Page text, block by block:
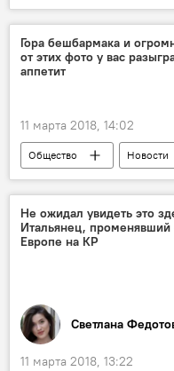
бешбармак
чучук
книга рекордов Гиннесса
Гора бешбармака и
от этих фото у вас
аппетит
11 марта 2018, 14:02
Общество Новости
Мультимедиа
фото
активисты
книга рекордов Гиннесса
Не ожидал увидеть это
Итальянец, променявший
Европе на КР
Светлана
11 марта 2018, 13:22